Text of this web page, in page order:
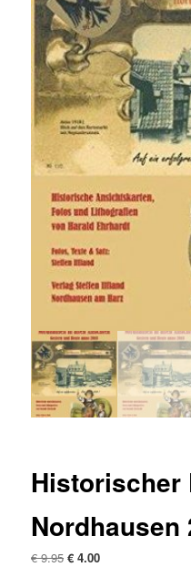
Historischer
Nordhausen
€9.95 Ursprünglicher
€ 4.00Aktueller